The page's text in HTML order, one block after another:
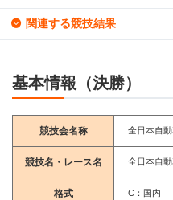
関連する競技結果
基本情報（決勝）
競技会名称 全日本自
競技名・レース名 全日本自
格式 C：国内